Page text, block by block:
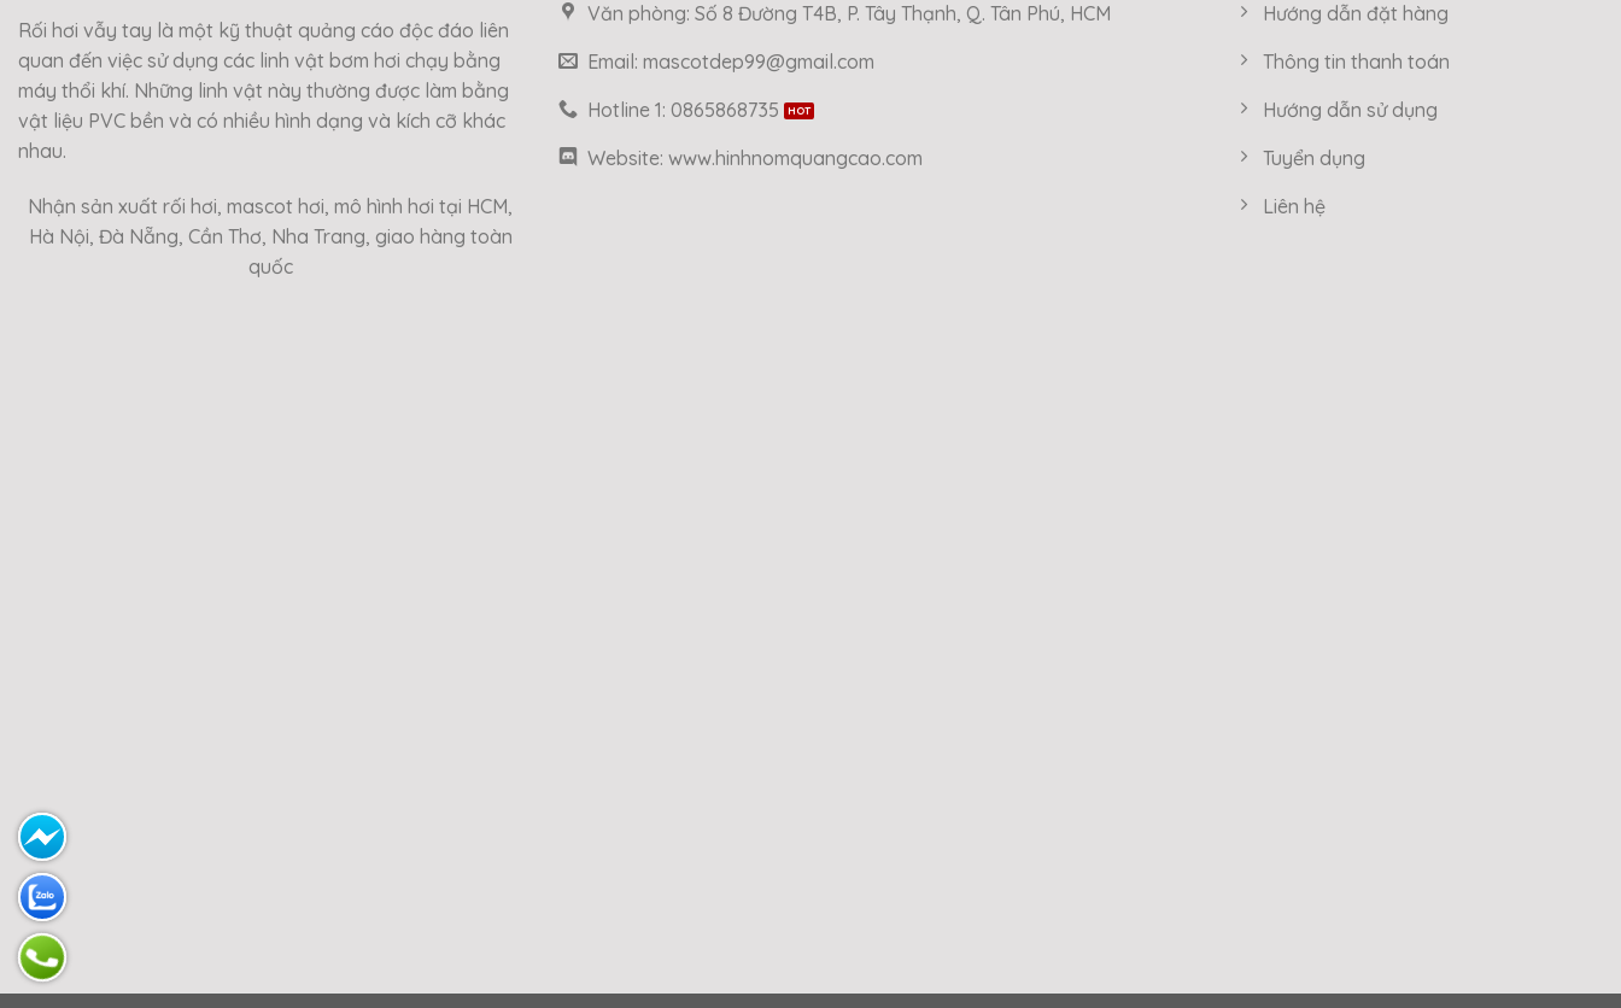
Rối hơi vẫy tay là một kỹ thuật quảng cáo độc đáo liên
quan đến việc sử dụng các linh vật bơm hơi chạy bằng
máy thổi khí. Những linh vật này thường được làm bằng
vật liệu PVC bền và có nhiều hình dạng và kích cỡ khác
nhau.
Nhận sản xuất rối hơi, mascot hơi, mô hình hơi tại HCM,
Hà Nội, Đà Nẵng, Cần Thơ, Nha Trang, giao hàng toàn
quốc
Văn phòng: Số 8 Đường T4B, P. Tây Thạnh, Q. Tân Phú, HCM
Email: mascotdep99@gmail.com
Hotline 1: 0865868735
Website: www.hinhnomquangcao.com
Hướng dẫn đặt hàng
Thông tin thanh toán
Hướng dẫn sử dụng
Tuyển dụng
Liên hệ